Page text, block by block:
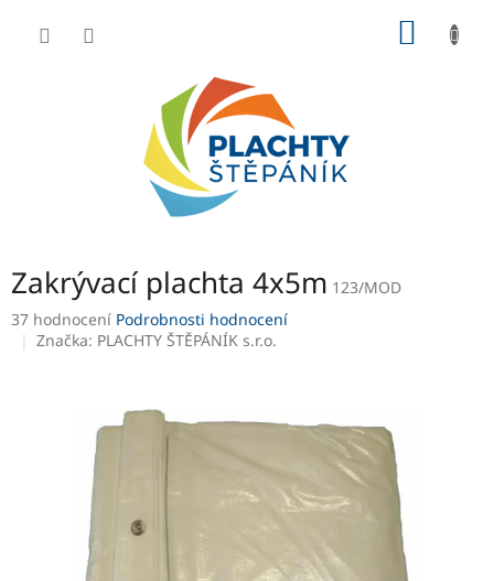
Zakrývací plachta 4x5m 123/MOD
Průměrné
hodnocení
37 hodnocení Podrobnosti hodnocení
Značka: PLACHTY ŠTĚPÁNÍK s.r.o.